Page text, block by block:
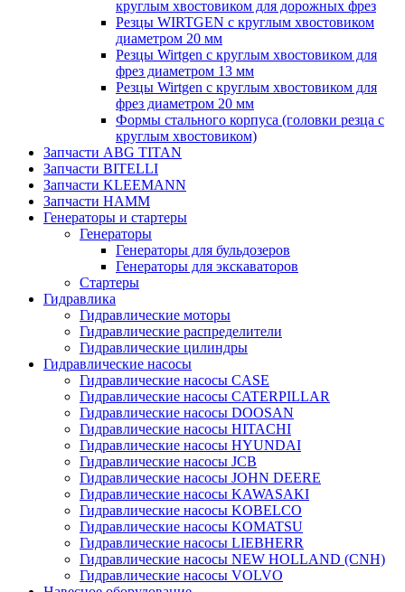
круглым хвостовиком для дорожных фрез
Резцы WIRTGEN с круглым хвостовиком
диаметром 20 мм
Резцы Wirtgen с круглым хвостовиком для
фрез диаметром 13 мм
Резцы Wirtgen с круглым хвостовиком для
фрез диаметром 20 мм
Формы стального корпуса (головки резца с
круглым хвостовиком)
Запчасти ABG TITAN
Запчасти BITELLI
Запчасти KLEEMANN
Запчасти HAMM
Генераторы и стартеры
Генераторы
Генераторы для бульдозеров
Генераторы для экскаваторов
Стартеры
Гидравлика
Гидравлические моторы
Гидравлические распределители
Гидравлические цилиндры
Гидравлические насосы
Гидравлические насосы CASE
Гидравлические насосы CATERPILLAR
Гидравлические насосы DOOSAN
Гидравлические насосы HITACHI
Гидравлические насосы HYUNDAI
Гидравлические насосы JCB
Гидравлические насосы JOHN DEERE
Гидравлические насосы KAWASAKI
Гидравлические насосы KOBELCO
Гидравлические насосы KOMATSU
Гидравлические насосы LIEBHERR
Гидравлические насосы NEW HOLLAND (CNH)
Гидравлические насосы VOLVO